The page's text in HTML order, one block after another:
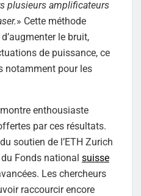
plusieurs amplificateurs
» Cette méthode
le bruit,
de puissance, ce
notamment pour les
enthousiaste
par ces résultats.
soutien de l’ETH Zurich
Fonds national suisse
Les chercheurs
raccourcir encore